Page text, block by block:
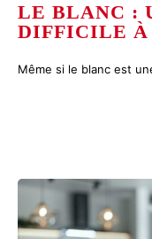
LE BLANC :
DIFFICILE À
Même si le blanc est